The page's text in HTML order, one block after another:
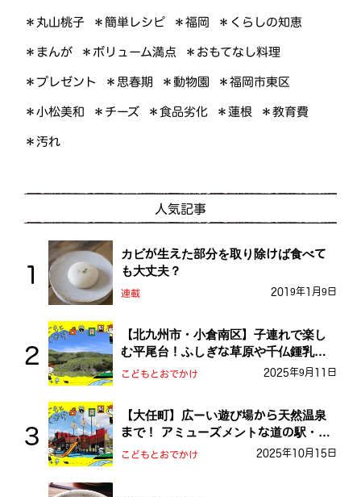
＊丸山桃子 ＊簡単レシピ ＊福岡 ＊くらしの知恵
＊まんが ＊ボリューム満点 ＊おもてなし料理
＊プレゼント ＊思春期 ＊動物園 ＊福岡市東区
＊小松美和 ＊チーズ ＊食品劣化 ＊蓮根 ＊教育費
＊汚れ
人気記事
カビが生えた部分を取り除けば食べて
も大丈夫？
連載 2019年1月9日
【北九州市・小倉南区】子連れで楽し
む平尾台！ふしぎな草原や千仏鍾乳洞
を探検しよう！
こどもとおでかけ 2025年9月11日
【大任町】広ーい遊び場から天然温泉
まで！ アミューズメントな道の駅・お
おとう桜街道
こどもとおでかけ 2025年10月15日